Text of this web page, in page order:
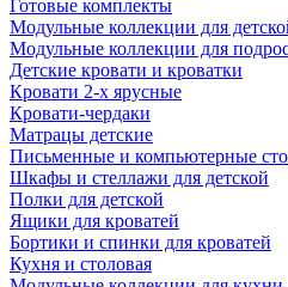
Готовые комплекты
Модульные коллекции для
Модульные коллекции для
Детские кровати и кроватки
Кровати 2-х ярусные
Кровати-чердаки
Матрацы детские
Письменные и компьютерные
Шкафы и стеллажи для детской
Полки для детской
Ящики для кроватей
Бортики и спинки для кроватей
Кухня и столовая